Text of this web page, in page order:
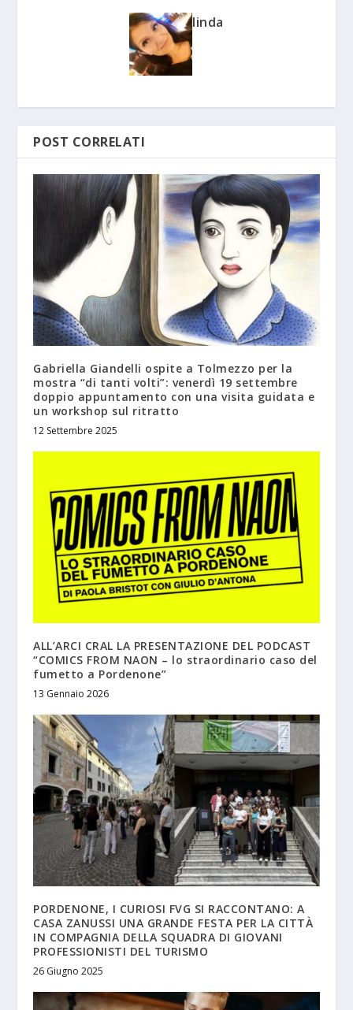
linda
POST CORRELATI
Gabriella Giandelli ospite a Tolmezzo per la
mostra “di tanti volti”: venerdì 19 settembre
doppio appuntamento con una visita guidata e
un workshop sul ritratto
12 Settembre 2025
ALL’ARCI CRAL LA PRESENTAZIONE DEL PODCAST
“COMICS FROM NAON – lo straordinario caso del
fumetto a Pordenone”
13 Gennaio 2026
PORDENONE, I CURIOSI FVG SI RACCONTANO: A
CASA ZANUSSI UNA GRANDE FESTA PER LA CITTÀ
IN COMPAGNIA DELLA SQUADRA DI GIOVANI
PROFESSIONISTI DEL TURISMO
26 Giugno 2025